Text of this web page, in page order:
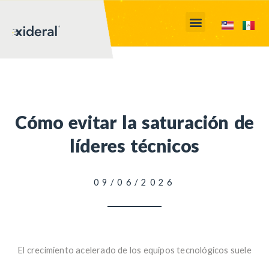
Cómo evitar la saturación de
líderes técnicos
09/06/2026
El crecimiento acelerado de los equipos tecnológicos suele